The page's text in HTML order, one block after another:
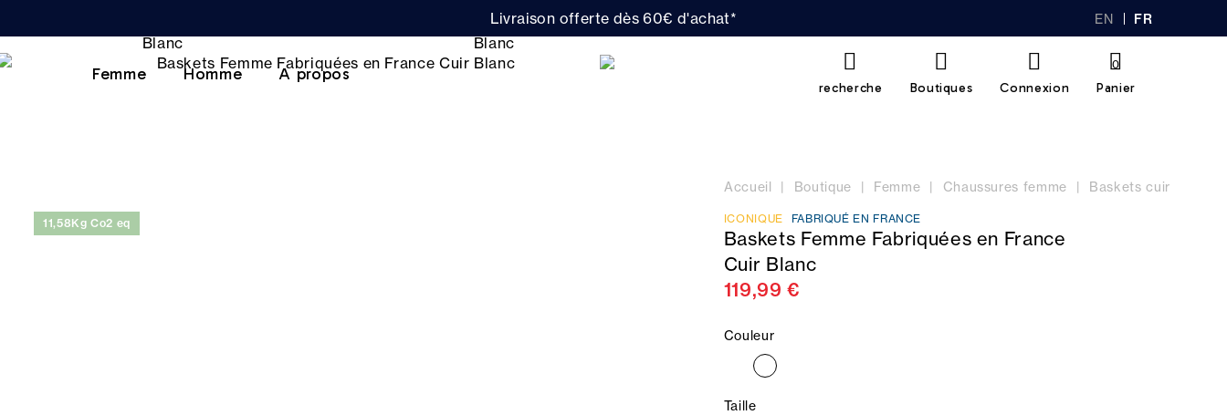
Livraison offerte dès 60€ d'achat* EN FR
Femme Homme A propos
recherche Boutiques Connexion Panier
0
Accueil Boutique Femme Chaussures femme Baskets cuir
11,58Kg Co2 eq ICONIQUE FABRIQUÉ EN FRANCE
Baskets Femme Fabriquées en France
Cuir Blanc
119,99 €
Couleur
Taille